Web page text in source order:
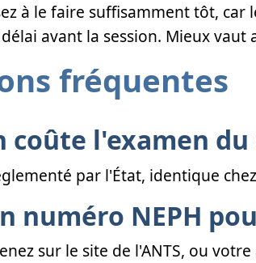
à le faire suffisamment tôt,
avant la session. Mieux
fréquentes
coûte l'examen du
par l'État, identique
numéro NEPH
sur le site de l'ANTS, ou